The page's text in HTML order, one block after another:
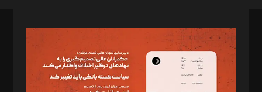
مدیر مسئول: محمدباقر اثنی‌عشری
سردبیر: مهرک محمودی
دبیر تحریریه: میثم قاسمی
د‌بیر ناداستان: سمانه سمیع